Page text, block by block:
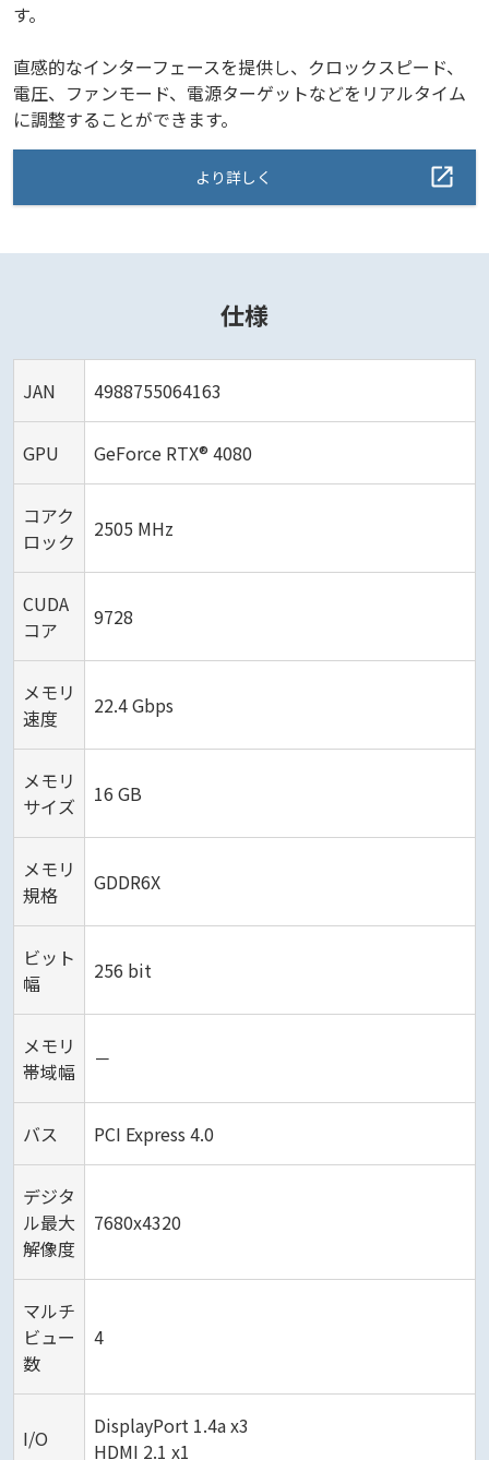
す。
直感的なインターフェースを提供し、クロックスピード、
電圧、ファンモード、電源ターゲットなどをリアルタイム
に調整することができます。
より詳しく
仕様
JAN 4988755064163
GPU GeForce RTX® 4080
コアク
ロック
2505 MHz
CUDA
コア
9728
メモリ
速度
22.4 Gbps
メモリ
サイズ
16 GB
メモリ
規格
GDDR6X
ビット
幅
256 bit
メモリ
帯域幅
－
バス PCI Express 4.0
デジタ
ル最大
解像度
7680x4320
マルチ
ビュー
数
4
I/O
DisplayPort 1.4a x3
HDMI 2.1 x1